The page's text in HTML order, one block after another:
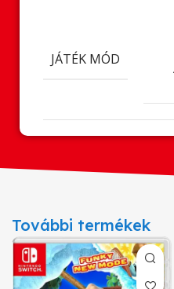
JÁTÉK MÓD
További termékek